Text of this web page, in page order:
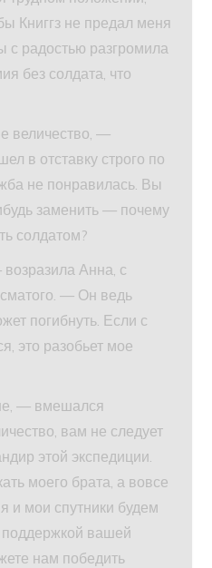
Книггз не предал меня
с радостью разгромила
без солдата, что
величество, —
в отставку строго по
не понравилась. Вы
заменить — почему
солдатом?
Анна, с
— Он ведь
погибнуть. Если с
это разобьет мое
— вмешался
вам не следует
этой экспедиции.
моего брата, а вовсе
и мои спутники будем
поддержкой вашей
нам победить